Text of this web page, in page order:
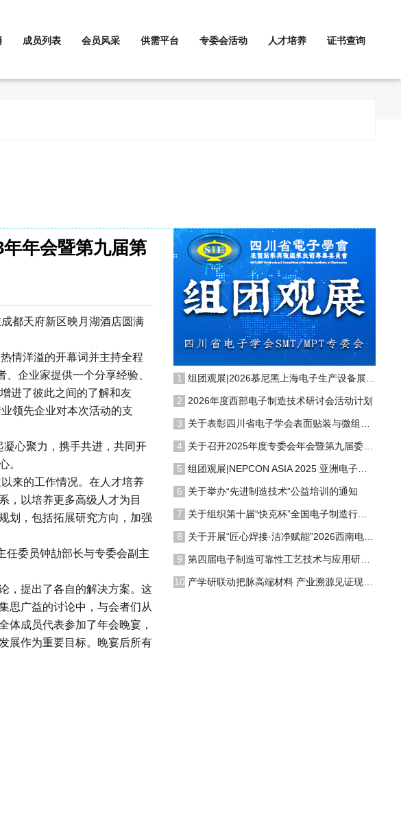
成员列表 会员风采 供需平台 专委会活动 人才培养 证书查询
年会暨第九届第
都天府新区映月湖酒店圆满
情洋溢的开幕词并主持全程
企业家提供一个分享经验、
进了彼此之间的了解和友
领先企业对本次活动的支
心聚力，携手共进，共同开
。
来的工作情况。在人才培养
，以培养更多高级人才为目
划，包括拓展研究方向，加强
任委员钟劼部长与专委会副主
，提出了各自的解决方案。这
思广益的讨论中，与会者们从
体成员代表参加了年会晚宴，
展作为重要目标。晚宴后所有
1 组团观展|2026慕尼黑上海电子生产设备展组团及企业参访邀请函
2 2026年度西部电子制造技术研讨会活动计划
3 关于表彰四川省电子学会表面贴装与微组装技术专业委员会2025年度先进集体、先进工作者的决定
4 关于召开2025年度专委会年会暨第九届委员会第四次工作会议的通知
5 组团观展|NEPCON ASIA 2025 亚洲电子生产设备暨微电子工业展览会组团邀请
6 关于举办“先进制造技术”公益培训的通知
7 关于组织第十届“快克杯”全国电子制造行业焊接技能大赛（重庆分赛区）的通知
8 关于开展“匠心焊接·洁净赋能”2026西南电子手工焊接与清洗工艺公益培训的通知
9 第四届电子制造可靠性工艺技术与应用研讨会在西安圆满召开
10 产学研联动把脉高端材料 产业溯源见证现代锡业——云锡新材料自主知识产权系列锡铟材料技术调研评价会顺利在春城召开